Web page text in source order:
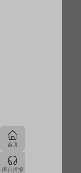
首页
语音播报